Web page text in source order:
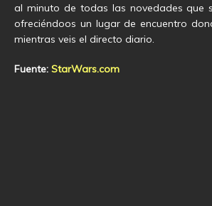
al minuto de todas las novedades que
ofreciéndoos un lugar de encuentro
mientras veis el directo diario.
Fuente: StarWars.com